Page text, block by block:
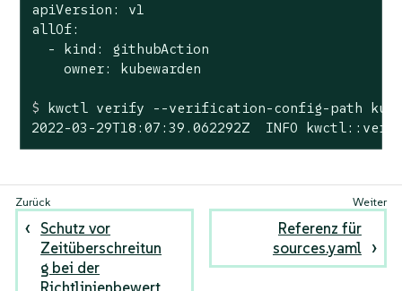
apiVersion: v1
allOf:
  - kind: githubAction
$ kwctl verify --verification-config-path
2022-03-29T18:07:39.062292Z  INFO
Schutz vor
Zeitüberschreitun
g bei der
Referenz für
sources.yaml